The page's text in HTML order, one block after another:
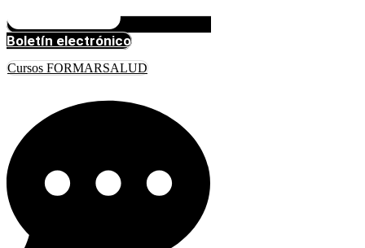
Boletín electrónico
Cursos FORMARSALUD